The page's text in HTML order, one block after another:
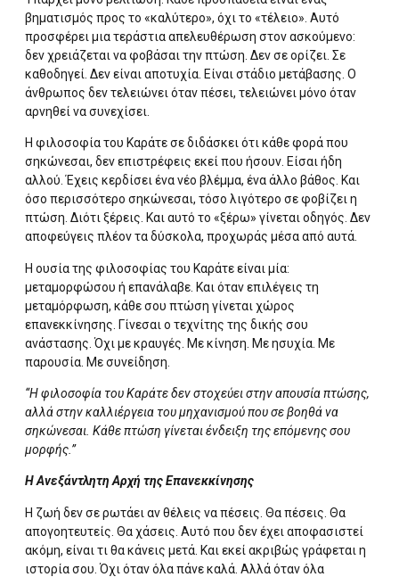
βηματισμός προς το «καλύτερο», όχι το «τέλειο». Αυτό
προσφέρει μια τεράστια απελευθέρωση στον ασκούμενο:
δεν χρειάζεται να φοβάσαι την πτώση. Δεν σε ορίζει. Σε
καθοδηγεί. Δεν είναι αποτυχία. Είναι στάδιο μετάβασης. Ο
άνθρωπος δεν τελειώνει όταν πέσει, τελειώνει μόνο όταν
αρνηθεί να συνεχίσει.
Η φιλοσοφία του Καράτε σε διδάσκει ότι κάθε φορά που
σηκώνεσαι, δεν επιστρέφεις εκεί που ήσουν. Είσαι ήδη
αλλού. Έχεις κερδίσει ένα νέο βλέμμα, ένα άλλο βάθος. Και
όσο περισσότερο σηκώνεσαι, τόσο λιγότερο σε φοβίζει η
πτώση. Διότι ξέρεις. Και αυτό το «ξέρω» γίνεται οδηγός. Δεν
αποφεύγεις πλέον τα δύσκολα, προχωράς μέσα από αυτά.
Η ουσία της φιλοσοφίας του Καράτε είναι μία:
μεταμορφώσου ή επανάλαβε. Και όταν επιλέγεις τη
μεταμόρφωση, κάθε σου πτώση γίνεται χώρος
επανεκκίνησης. Γίνεσαι ο τεχνίτης της δικής σου
ανάστασης. Όχι με κραυγές. Με κίνηση. Με ησυχία. Με
παρουσία. Με συνείδηση.
“Η φιλοσοφία του Καράτε δεν στοχεύει στην απουσία πτώσης,
αλλά στην καλλιέργεια του μηχανισμού που σε βοηθά να
σηκώνεσαι. Κάθε πτώση γίνεται ένδειξη της επόμενης σου
μορφής.”
Η Ανεξάντλητη Αρχή της Επανεκκίνησης
Η ζωή δεν σε ρωτάει αν θέλεις να πέσεις. Θα πέσεις. Θα
απογοητευτείς. Θα χάσεις. Αυτό που δεν έχει αποφασιστεί
ακόμη, είναι τι θα κάνεις μετά. Και εκεί ακριβώς γράφεται η
ιστορία σου. Όχι όταν όλα πάνε καλά. Αλλά όταν όλα